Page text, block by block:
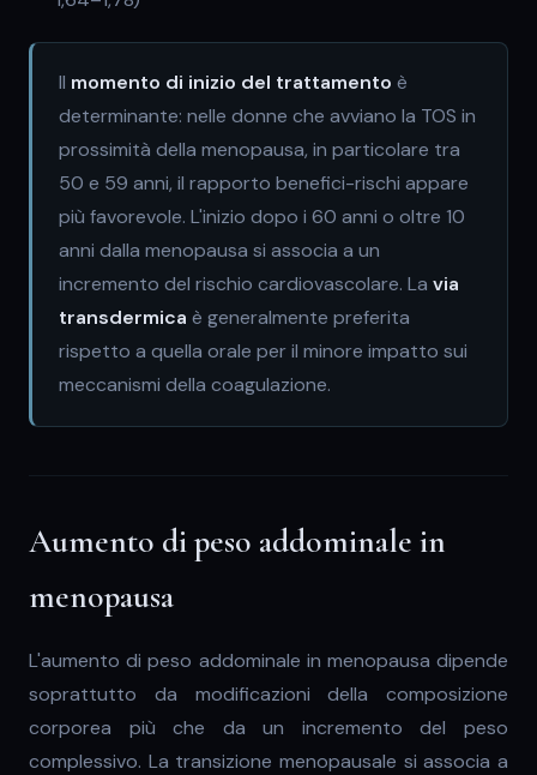
Il momento di inizio del trattamento è
determinante: nelle donne che avviano la TOS in
prossimità della menopausa, in particolare tra
50 e 59 anni, il rapporto benefici-rischi appare
più favorevole. L'inizio dopo i 60 anni o oltre 10
anni dalla menopausa si associa a un
incremento del rischio cardiovascolare. Lavia
transdermica è generalmente preferita
rispetto a quella orale per il minore impatto sui
meccanismi della coagulazione.
Aumento di peso addominale in
menopausa
L'aumento di peso addominale in menopausa dipende
soprattutto da modificazioni della composizione
corporea più che da un incremento del peso
complessivo. La transizione menopausale si associa a